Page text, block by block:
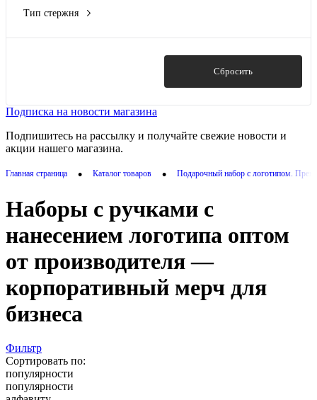
Тип стержня
Сбросить
Подписка на новости магазина
Подпишитесь на рассылку и получайте свежие новости и
акции нашего магазина.
Главная страница • Каталог товаров • Подарочный набор с логотипом.
Наборы с ручками с
нанесением логотипа оптом
от производителя —
корпоративный мерч для
бизнеса
Фильтр
Сортировать по:
популярности
популярности